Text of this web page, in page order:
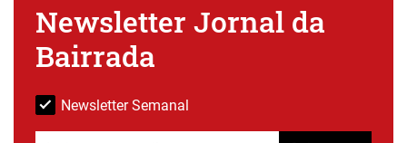
Newsletter Jornal da
Bairrada
Newsletter Semanal